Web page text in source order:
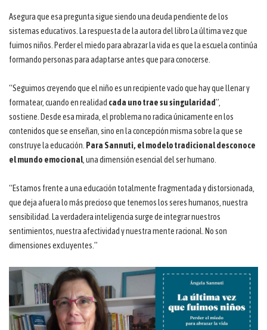
Asegura que esa pregunta sigue siendo una deuda pendiente de los
sistemas educativos. La respuesta de la autora del libro La última vez que
fuimos niños. Perder el miedo para abrazar la vida es que la escuela continúa
formando personas para adaptarse antes que para conocerse.
“Seguimos creyendo que el niño es un recipiente vacío que hay que llenar y
formatear, cuando en realidad cada uno trae su singularidad”,
sostiene. Desde esa mirada, el problema no radica únicamente en los
contenidos que se enseñan, sino en la concepción misma sobre la que se
construye la educación. Para Sannuti, el modelo tradicional desconoce
el mundo emocional, una dimensión esencial del ser humano.
“Estamos frente a una educación totalmente fragmentada y distorsionada,
que deja afuera lo más precioso que tenemos los seres humanos, nuestra
sensibilidad. La verdadera inteligencia surge de integrar nuestros
sentimientos, nuestra afectividad y nuestra mente racional. No son
dimensiones excluyentes.”